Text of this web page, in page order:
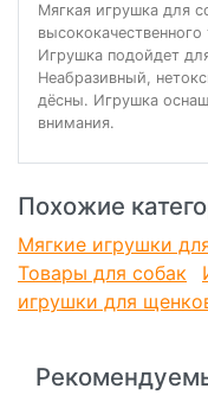
Мягкая игрушка для
Игрушка подойдет
Неабразивный,
дёсны. Игрушка
внимания.
Похожие
Мягкие игрушки
Товары для собак
игрушки для